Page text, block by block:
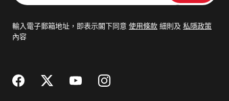
郵
輸入電子郵箱地址，即表示閣下同意 使用條款 細則及 私隱政策
內容